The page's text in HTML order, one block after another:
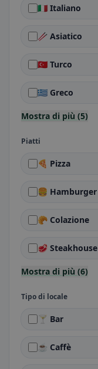
🇮🇹 Italiano
🥢 Asiatico
🇹🇷 Turco
🇬🇷 Greco
Mostra di più (5)
Piatti
🍕 Pizza
🍔 Hamburger
🥐 Colazione
🥩 Steakhouse
Mostra di più (6)
Tipo di locale
🍸 Bar
☕ Caffè